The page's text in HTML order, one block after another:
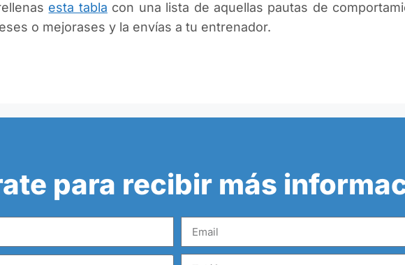
esta tabla con una lista de aquellas pautas de
o mejorases y la envías a tu entrenador.
para recibir más